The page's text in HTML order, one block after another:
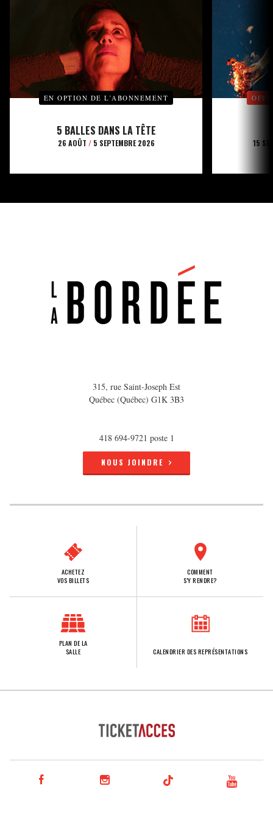
EN OPTION DE L’ABONNEMENT
5 BALLES DANS LA TÊTE
26 AOÛT /5 SEPTEMBRE 2026 15
315, rue Saint-Joseph Est
Québec (Québec) G1K 3B3
418 694-9721 poste 1
NOUS JOINDRE
ACHETEZ
VOS BILLETS
COMMENT
S'Y RENDRE?
PLAN DE LA
SALLE
CALENDRIER DES REPRÉSENTATIONS